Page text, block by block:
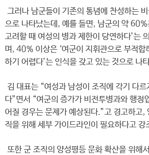
그러나 남군들이 기존의 통념에 찬성하는
으로 나타났는데, 예를 들면, 남군의 약 60%
고려할 때 여성의 병과 제한이 당연하다’는
며, 40% 이상은 ‘여군이 지휘관으로 부적합
하기 어렵다’는 인식을 갖고 있는 것으로 나
김 대표는 “여성과 남성이 조직에 각기 다
다”면서 “여군의 증가가 비전투병과와 행정
어질 경우는 문제가 예상된다.”고 경고하고,
직을 위해 세부 가이드라인이 필요하다고 강
또한 군 조직의 양성평등 문화 확산을 위해